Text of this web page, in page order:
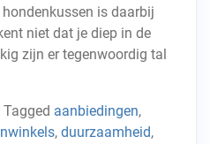
is daarbij
niet dat je diep in de
zijn er tegenwoordig tal
Tagged aanbiedingen,
, duurzaamheid,